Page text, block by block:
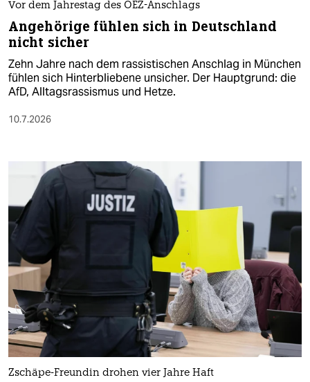
Vor dem Jahrestag des OEZ-Anschlags
Angehörige fühlen sich in Deutschland
nicht sicher
Zehn Jahre nach dem rassistischen Anschlag in München
fühlen sich Hinterbliebene unsicher. Der Hauptgrund: die
AfD, Alltagsrassismus und Hetze.
10.7.2026
Zschäpe-Freundin drohen vier Jahre Haft